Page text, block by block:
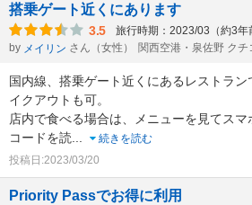
搭乗ゲート近くにあります
3.5 旅行時期：2023/03（約3年
by メイリン さん（女性） 関西空港・泉佐野 クチ
国内線、搭乗ゲート近くにあるレストラン
イクアウトも可。
店内で食べる場合は、メニューを見てスマ
コードを読
続きを読む
投稿日:2023/03/20
Priority Passでお得に利用